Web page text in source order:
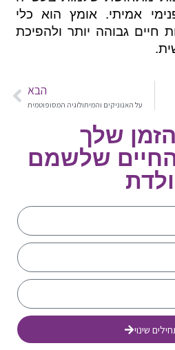
אמיתי. אומץ הוא כלי
חיים גבוהה יותר ולהפיכת
הבא
על האנוניקים והמיתולוגיה המסופוטמית
שלך
שלשמם
שינוי